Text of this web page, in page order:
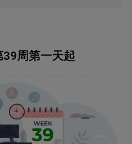
周第一天起